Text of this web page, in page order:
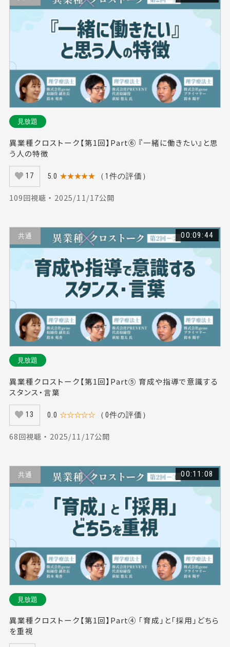
見放題
異業種クロストーク【第1回】Part⑥ 『一緒に働きたい』と思
う人の特徴
17 5.0 ★★★★★ （1件の評価）
109回視聴 ・ 2025/11/17公開
共通 00:09:44
見放題
異業種クロストーク【第1回】Part⑤ 育成や指導で意識する
スタンス・言葉
13 0.0 ☆☆☆☆☆ （0件の評価）
68回視聴 ・ 2025/11/17公開
共通 00:11:08
見放題
異業種クロストーク【第1回】Part④ 「育成」と「採用」どちら
を重視